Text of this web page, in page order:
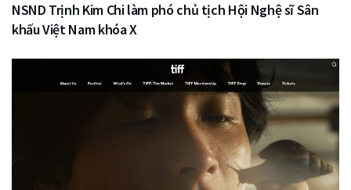
NSND Trịnh Kim Chi làm phó chủ tịch Hội Nghệ sĩ Sân
khấu Việt Nam khóa X